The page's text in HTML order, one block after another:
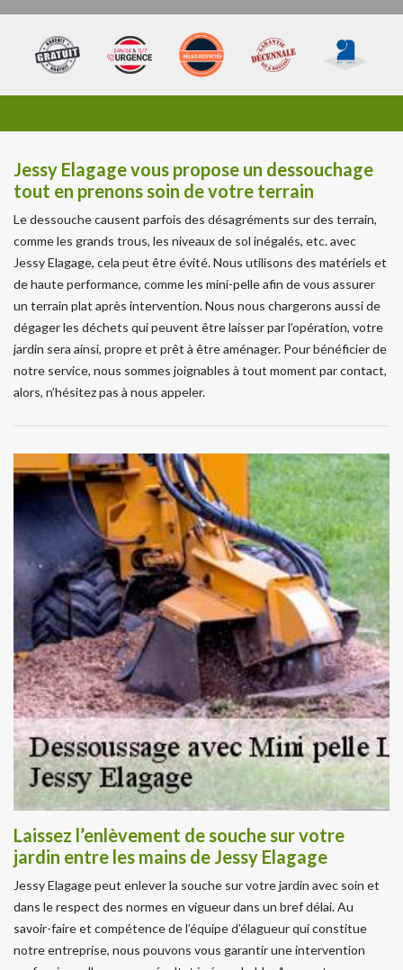
Jessy Elagage vous propose un dessouchage
tout en prenons soin de votre terrain
Le dessouche causent parfois des désagréments sur des terrain,
comme les grands trous, les niveaux de sol inégalés, etc. avec
Jessy Elagage, cela peut être évité. Nous utilisons des matériels et
de haute performance, comme les mini-pelle afin de vous assurer
un terrain plat après intervention. Nous nous chargerons aussi de
dégager les déchets qui peuvent être laisser par l’opération, votre
jardin sera ainsi, propre et prêt à être aménager. Pour bénéficier de
notre service, nous sommes joignables à tout moment par contact,
alors, n’hésitez pas à nous appeler.
Laissez l’enlèvement de souche sur votre
jardin entre les mains de Jessy Elagage
Jessy Elagage peut enlever la souche sur votre jardin avec soin et
dans le respect des normes en vigueur dans un bref délai. Au
savoir-faire et compétence de l’équipe d’élagueur qui constitue
notre entreprise, nous pouvons vous garantir une intervention